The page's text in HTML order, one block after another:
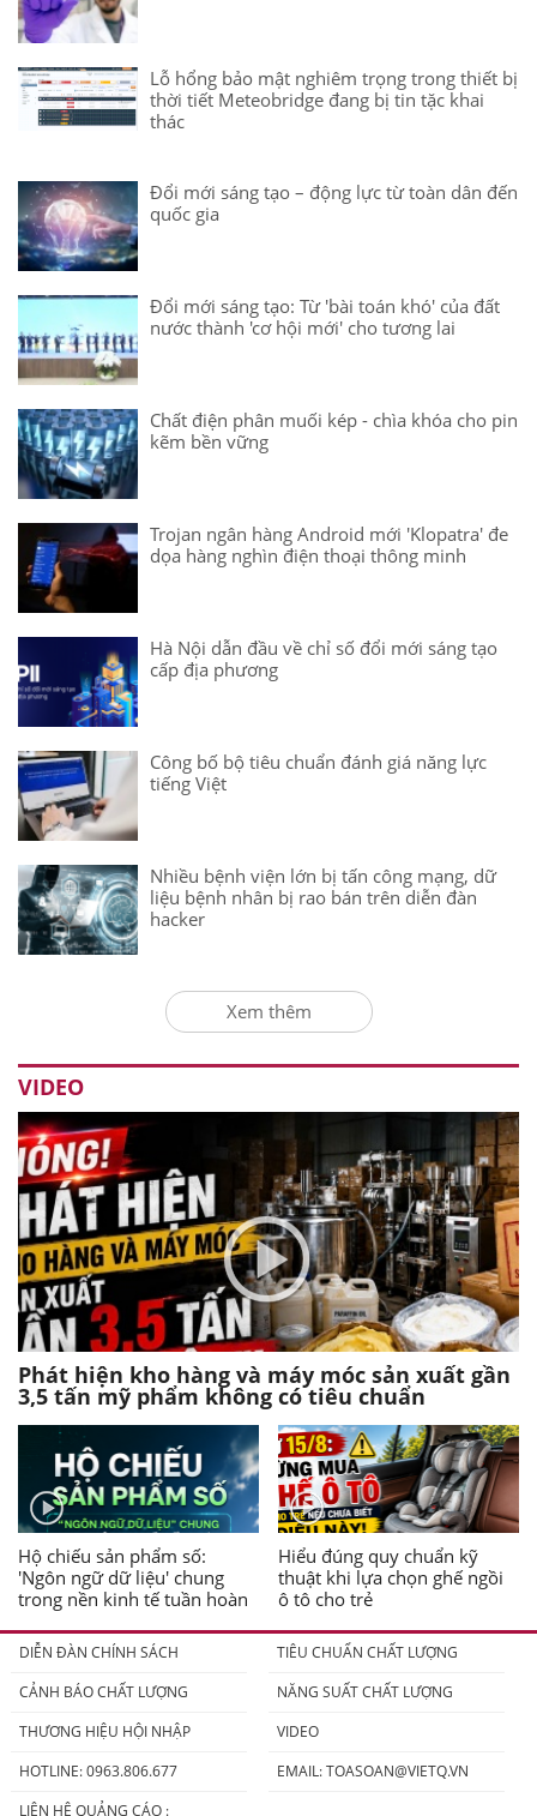
Lỗ hổng bảo mật nghiêm trọng trong thiết bị
thời tiết Meteobridge đang bị tin tặc khai
thác
Đổi mới sáng tạo – động lực từ toàn dân đến
quốc gia
Đổi mới sáng tạo: Từ 'bài toán khó' của đất
nước thành 'cơ hội mới' cho tương lai
Chất điện phân muối kép - chìa khóa cho pin
kẽm bền vững
Trojan ngân hàng Android mới 'Klopatra' đe
dọa hàng nghìn điện thoại thông minh
Hà Nội dẫn đầu về chỉ số đổi mới sáng tạo
cấp địa phương
Công bố bộ tiêu chuẩn đánh giá năng lực
tiếng Việt
Nhiều bệnh viện lớn bị tấn công mạng, dữ
liệu bệnh nhân bị rao bán trên diễn đàn
hacker
Xem thêm
VIDEO
Phát hiện kho hàng và máy móc sản xuất gần
3,5 tấn mỹ phẩm không có tiêu chuẩn
Hộ chiếu sản phẩm số:
'Ngôn ngữ dữ liệu' chung
trong nền kinh tế tuần hoàn
Hiểu đúng quy chuẩn kỹ
thuật khi lựa chọn ghế ngồi
ô tô cho trẻ
DIỄN ĐÀN CHÍNH SÁCH
TIÊU CHUẨN CHẤT LƯỢNG
CẢNH BÁO CHẤT LƯỢNG
NĂNG SUẤT CHẤT LƯỢNG
THƯƠNG HIỆU HỘI NHẬP
VIDEO
HOTLINE: 0963.806.677
EMAIL:TOASOAN@VIETQ.VN
LIÊN HỆ QUẢNG CÁO :